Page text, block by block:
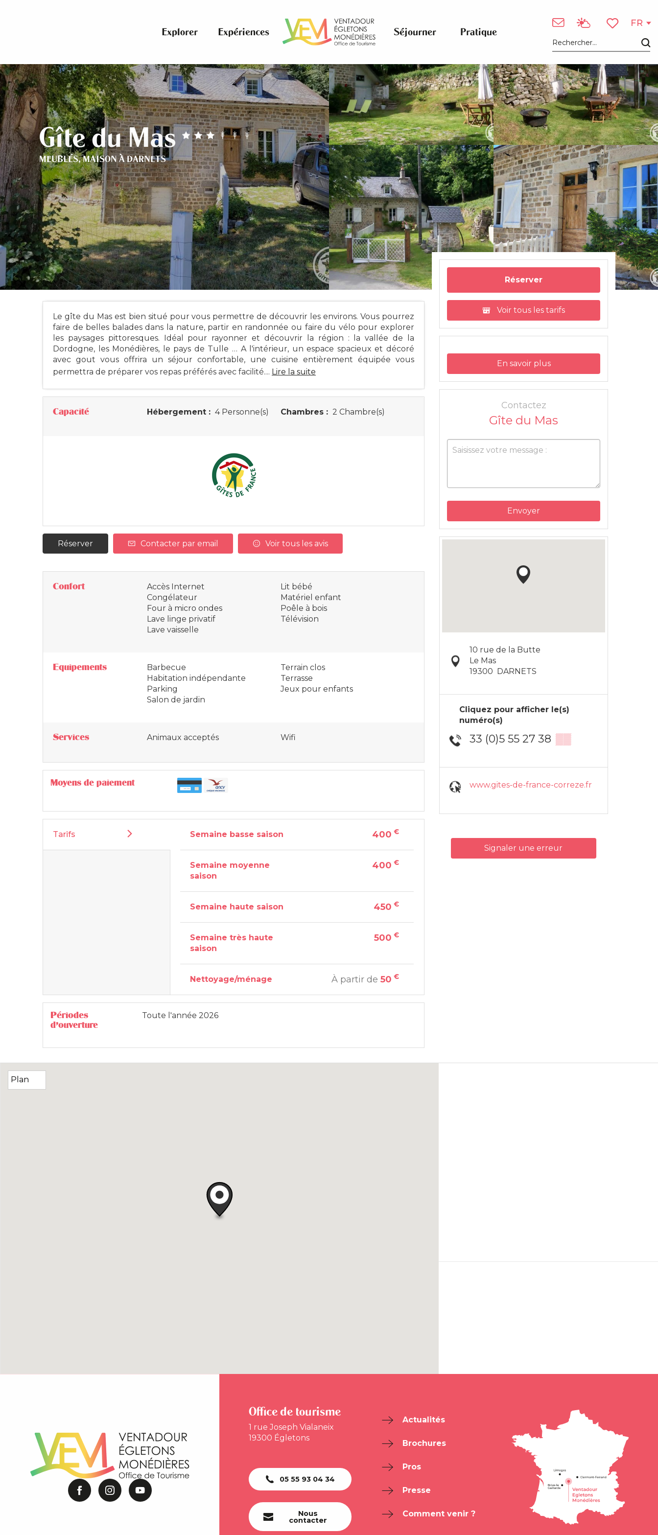
Recherche
FR
Explorer
Expériences Séjourner Pratique
Voir les photos (44)
Gîte du Mas
MEUBLÉS,MAISON À DARNETS
Le gîte du Mas est bien situé pour vous permettre de découvrir les environs. Vous pourrez
faire de belles balades dans la nature, partir en randonnée ou faire du vélo pour explorer
les paysages pittoresques. Idéal pour rayonner et découvrir la région : la vallée de la
Dordogne, les Monédières, le pays de Tulle … A l'intérieur, un espace spacieux et décoré
avec gout vous offrira un séjour confortable, une cuisine entièrement équipée vous
permettra de préparer vos repas préférés avec facilité.... Lire la suite
Capacité Hébergement : 4 Personne(s) Chambres : 2 Chambre(s)
Réserver Contacter par email Voir tous les avis
Confort
Accès Internet
Congélateur
Four à micro ondes
Lave linge privatif
Lave vaisselle
Lit bébé
Matériel enfant
Poêle à bois
Télévision
Equipements
Barbecue
Habitation indépendante
Parking
Salon de jardin
Terrain clos
Terrasse
Jeux pour enfants
Services Animaux acceptés Wifi
Moyens de paiement
Tarifs Semaine basse saison 400 €
Semaine moyenne
saison
400 €
Semaine haute saison 450 €
Semaine très haute
saison
500 €
Nettoyage/ménage À partir de50 €
Périodes
d'ouverture
Toute l'année 2026
Réserver
Voir tous les tarifs
En savoir plus
Contactez
Gîte du Mas
Envoyer
10 rue de la Butte
Le Mas
19300 DARNETS
Cliquez pour afficher le(s)
numéro(s)
33 (0)5 55 27 38 ▒▒
www.gites-de-france-correze.fr
Signaler une erreur
Office de tourisme
1 rue Joseph Vialaneix
19300 Égletons
05 55 93 04 34
Nous
contacter
Actualités
Brochures
Pros
Presse
Comment venir ?